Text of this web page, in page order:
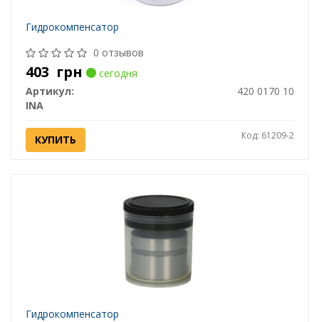
Гидрокомпенсатор
0 отзывов
403 грн
сегодня
Артикул:
420 0170 10
INA
КУПИТЬ Код: 61209-2
Гидрокомпенсатор